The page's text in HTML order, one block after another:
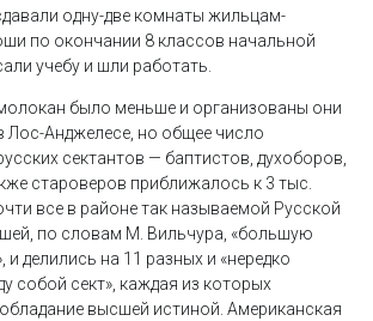
одну-две комнаты жильцам-
по окончании 8 классов начальной
учебу и шли работать.
было меньше и организованы они
Лос-Анджелесе, но общее число
сектантов — баптистов, духоборов,
староверов приближалось к 3 тыс.
все в районе так называемой Русской
по словам М. Вильчура, «большую
и делились на 11 разных и «нередко
собой сект», каждая из которых
высшей истиной. Американская